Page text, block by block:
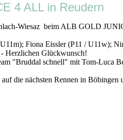
4 ALL in Reudern
Wiesaz beim ALB GOLD
Fiona Eissler (P11 / U11w);
Herzlichen Glückwunsch!
"Bruddal schnell" mit Tom-Luca
die nächsten Rennen in Böbingen